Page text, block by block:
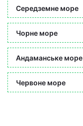
Середземне море
Чорне море
Андаманське море
Червоне море